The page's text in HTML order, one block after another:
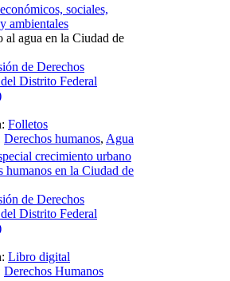
sociales,
ambientales
al agua en la Ciudad de
de Derechos
Distrito Federal
Folletos
Derechos humanos, Agua
crecimiento urbano
humanos en la Ciudad de
de Derechos
Distrito Federal
Libro digital
Derechos Humanos